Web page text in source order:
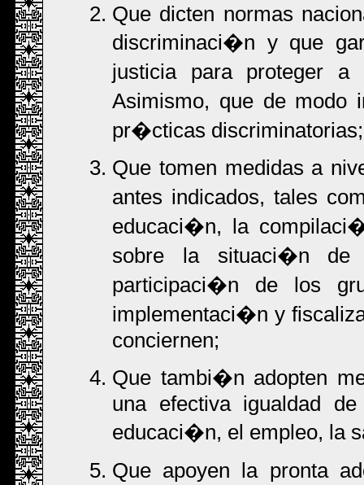
Que dicten normas
discriminaci�n y que
justicia para proteger
Asimismo, que de modo
pr�cticas discriminatorias;
Que tomen medidas a
antes indicados, tales
educaci�n, la
sobre la situaci�n de
participaci�n de los
implementaci�n y
conciernen;
Que tambi�n adopten
una efectiva igualdad
educaci�n, el empleo, la
Que apoyen la pronta